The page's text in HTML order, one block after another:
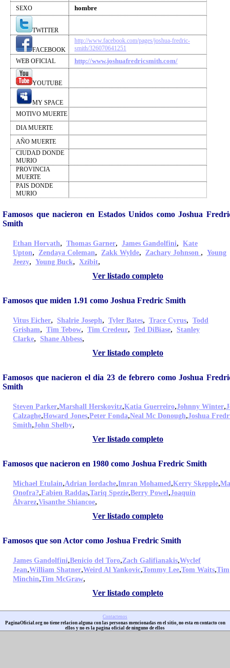
SEXO
hombre
TWITTER
FACEBOOK
http://www.facebook.com/pages/joshua-fredric-
smith/326070641251
WEB OFICIAL
http://www.joshuafredricsmith.com/
YOUTUBE
MY SPACE
MOTIVO MUERTE
DIA MUERTE
AÑO MUERTE
CIUDAD DONDE
MURIO
PROVINCIA
MUERTE
PAIS DONDE
MURIO
Famosos que nacieron en Estados Unidos como Joshua
Smith
Ethan Horvath, Thomas Garner, James Gandolfini, Kate
Upton, Zendaya Coleman, Zakk Wylde, Zachary Johnson , Young
Jeezy, Young Buck, Xzibit,
Ver listado completo
Famosos que miden 1.91 como Joshua Fredric Smith
Vitus Eicher, Shalrie Joseph, Tyler Bates, Trace Cyrus, Todd
Grisham, Tim Tebow, Tim Credeur, Ted DiBiase, Stanley
Clarke, Shane Abbess,
Ver listado completo
Famosos que nacieron el dia 23 de febrero como Joshua
Smith
Steven Parker,Marshall Herskovitz,Katia Guerreiro,Johnny Winter,
Calzaghe,Howard Jones,Peter Fonda,Neal Mc Donough,Joshua
Smith,John Shelby,
Ver listado completo
Famosos que nacieron en 1980 como Joshua Fredric Smith
Michael Etulain,Adrian Iordache,Imran Mohamed,Kerry Skepple,
Onofra?,Fabien Raddas,Tariq Spezie,Berry Powel,Joaquín
Álvarez,Visanthe Shiancoe,
Ver listado completo
Famosos que son Actor como Joshua Fredric Smith
James Gandolfini,Benicio del Toro,Zach Galifianakis,Wyclef
Jean,William Shatner,Weird Al Yankovic,Tommy Lee,Tom Waits,Tim
Minchin,Tim McGraw,
Ver listado completo
Contactenos
PaginaOficial.org no tiene relacion alguna con las personas mencionadas en el sitio, no esta en contacto con
ellos y no es la pagina oficial de ninguno de ellos